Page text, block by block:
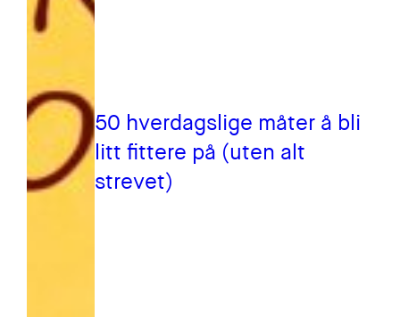
50 hverdagslige måter å bli
litt fittere på (uten alt
strevet)